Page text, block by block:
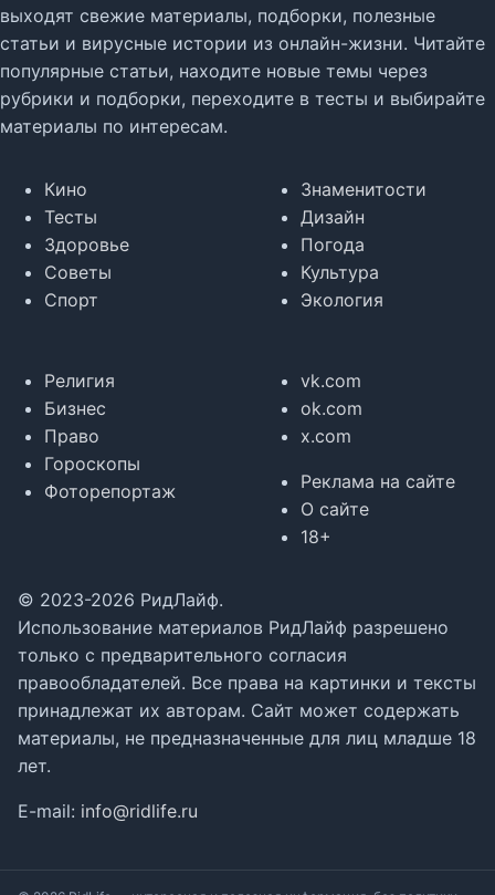
выходят свежие материалы, подборки, полезные
статьи и вирусные истории из онлайн-жизни. Читайте
популярные статьи, находите новые темы через
рубрики и подборки, переходите в тесты и выбирайте
материалы по интересам.
Кино
Тесты
Здоровье
Советы
Спорт
Знаменитости
Дизайн
Погода
Культура
Экология
Религия
Бизнес
Право
Гороскопы
Фоторепортаж
vk.com
ok.com
x.com
Реклама на сайте
О сайте
18+
© 2023-2026 РидЛайф.
Использование материалов РидЛайф разрешено
только с предварительного согласия
правообладателей. Все права на картинки и тексты
принадлежат их авторам. Сайт может содержать
материалы, не предназначенные для лиц младше 18
лет.
E-mail: info@ridlife.ru